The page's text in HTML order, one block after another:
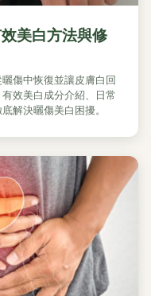
美白方法與修
傷中恢復並讓皮膚白回
效美白成分介紹、日常
解決曬傷美白困擾。